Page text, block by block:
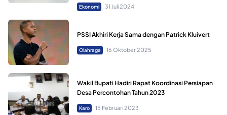
Ekonomi 31 Juli 2024
PSSI Akhiri Kerja Sama dengan Patrick Kluivert
Olahraga 16 Oktober 2025
Wakil Bupati Hadiri Rapat Koordinasi Persiapan
Desa Percontohan Tahun 2023
Karo 15 Februari 2023